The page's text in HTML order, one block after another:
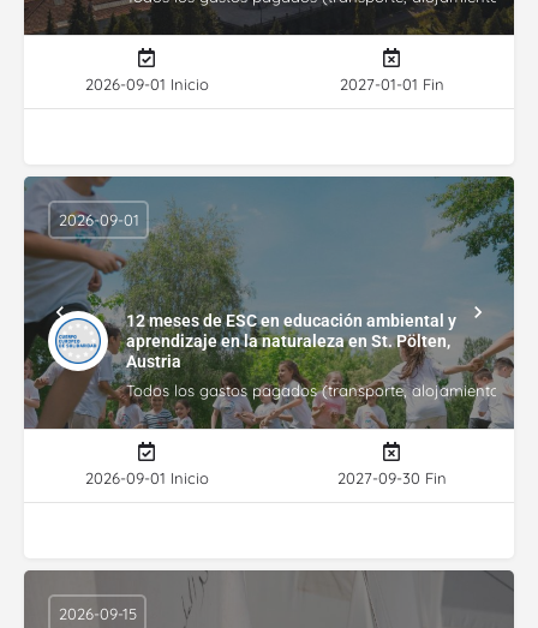
2026-09-01 Inicio 2027-01-01 Fin
12 meses de ESC en educación ambiental y
aprendizaje en la naturaleza en St. Pölten,
Austria
Todos los gastos pagados (transporte, alojamiento,
2026-09-01
2026-09-01 Inicio 2027-09-30 Fin
2026-09-15